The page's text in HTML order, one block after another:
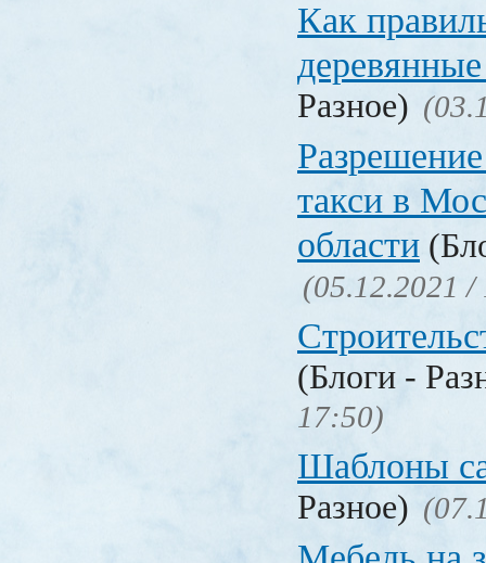
Как
Разное)
такси в
области
(05.12.2021 /
(Блоги -
17:50)
Шаблоны
Разное)